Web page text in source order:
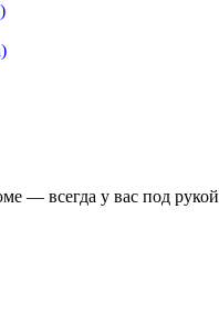
— всегда у вас под рукой